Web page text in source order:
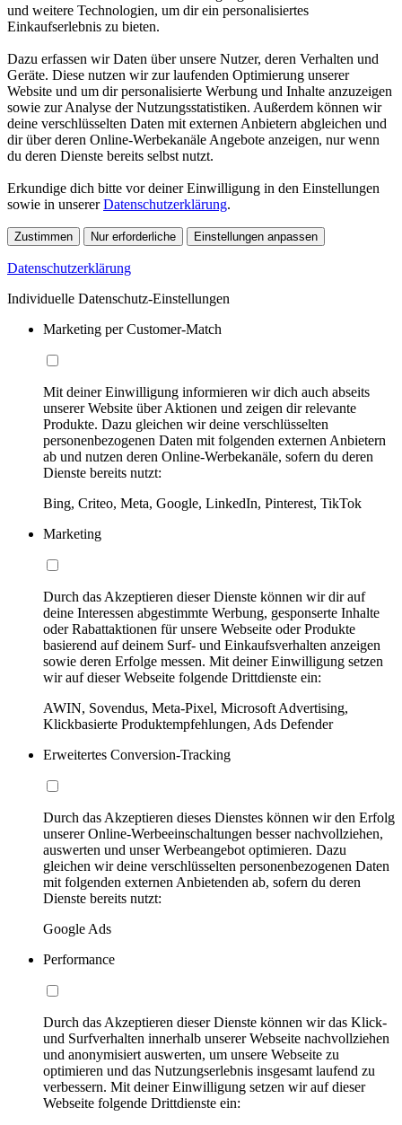
und weitere Technologien, um dir ein personalisiertes
Einkaufserlebnis zu bieten.
Dazu erfassen wir Daten über unsere Nutzer, deren Verhalten und
Geräte. Diese nutzen wir zur laufenden Optimierung unserer
Website und um dir personalisierte Werbung und Inhalte anzuzeigen
sowie zur Analyse der Nutzungsstatistiken. Außerdem können wir
deine verschlüsselten Daten mit externen Anbietern abgleichen und
dir über deren Online-Werbekanäle Angebote anzeigen, nur wenn
du deren Dienste bereits selbst nutzt.
Erkundige dich bitte vor deiner Einwilligung in den Einstellungen
sowie in unsererDatenschutzerklärung.
Zustimmen Nur erforderliche Einstellungen anpassen
Datenschutzerklärung
Individuelle Datenschutz-Einstellungen
Marketing per Customer-Match
Mit deiner Einwilligung informieren wir dich auch abseits
unserer Website über Aktionen und zeigen dir relevante
Produkte. Dazu gleichen wir deine verschlüsselten
personenbezogenen Daten mit folgenden externen Anbietern
ab und nutzen deren Online-Werbekanäle, sofern du deren
Dienste bereits nutzt:
Bing, Criteo, Meta, Google, LinkedIn, Pinterest, TikTok
Marketing
Durch das Akzeptieren dieser Dienste können wir dir auf
deine Interessen abgestimmte Werbung, gesponserte Inhalte
oder Rabattaktionen für unsere Webseite oder Produkte
basierend auf deinem Surf- und Einkaufsverhalten anzeigen
sowie deren Erfolge messen. Mit deiner Einwilligung setzen
wir auf dieser Webseite folgende Drittdienste ein:
AWIN, Sovendus, Meta-Pixel, Microsoft Advertising,
Klickbasierte Produktempfehlungen, Ads Defender
Erweitertes Conversion-Tracking
Durch das Akzeptieren dieses Dienstes können wir den Erfolg
unserer Online-Werbeeinschaltungen besser nachvollziehen,
auswerten und unser Werbeangebot optimieren. Dazu
gleichen wir deine verschlüsselten personenbezogenen Daten
mit folgenden externen Anbietenden ab, sofern du deren
Dienste bereits nutzt:
Google Ads
Performance
Durch das Akzeptieren dieser Dienste können wir das Klick-
und Surfverhalten innerhalb unserer Webseite nachvollziehen
und anonymisiert auswerten, um unsere Webseite zu
optimieren und das Nutzungserlebnis insgesamt laufend zu
verbessern. Mit deiner Einwilligung setzen wir auf dieser
Webseite folgende Drittdienste ein: